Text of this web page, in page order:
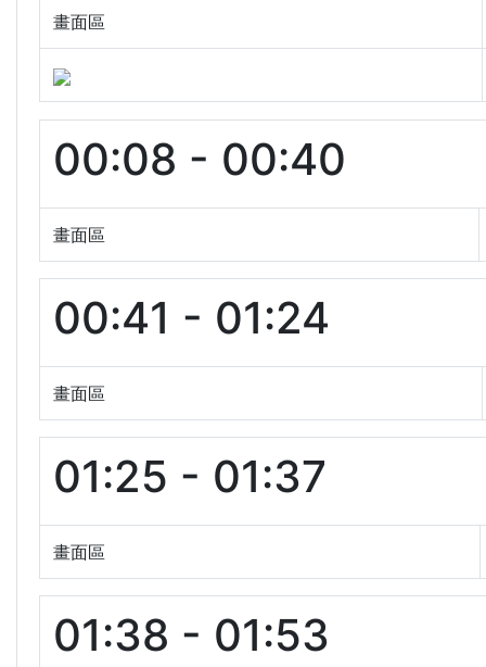
畫面區
00:08 - 00:40
畫面區
00:41 - 01:24
畫面區
01:25 - 01:37
畫面區
01:38 - 01:53